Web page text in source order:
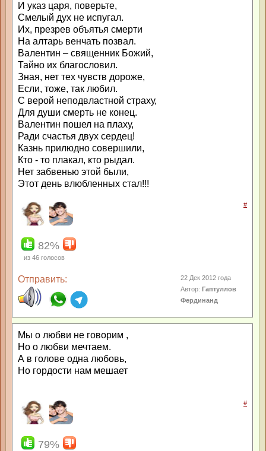
И указ царя, поверьте,
Смелый дух не испугал.
Их, презрев объятья смерти
На алтарь венчать позвал.
Валентин – священник Божий,
Тайно их благословил.
Зная, нет тех чувств дороже,
Если, тоже, так любил.
С верой неподвластной страху,
Для души смерть не конец.
Валентин пошел на плаху,
Ради счастья двух сердец!
Казнь прилюдно совершили,
Кто - то плакал, кто рыдал.
Нет забвенью этой были,
Этот день влюбленных стал!!!
#
82%
из 46 голосов
Отправить:
22 Дек 2012 года
Автор: Гаптуллов
Фердинанд
Мы о любви не говорим ,
Но о любви мечтаем.
А в голове одна любовь,
Но гордости нам мешает
#
79%